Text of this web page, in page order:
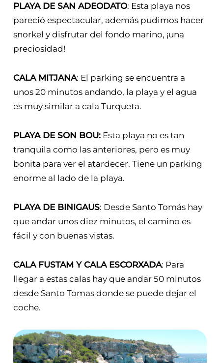
PLAYA DE SAN ADEODATO: Esta playa nos
pareció espectacular, además pudimos hacer
snorkel y disfrutar del fondo marino, ¡una
preciosidad!
CALA MITJANA: El parking se encuentra a
unos 20 minutos andando, la playa y el agua
es muy similar a cala Turqueta.
PLAYA DE SON BOU:Esta playa no es tan
tranquila como las anteriores, pero es muy
bonita para ver el atardecer. Tiene un parking
enorme al lado de la playa.
PLAYA DE BINIGAUS: Desde Santo Tomás hay
que andar unos diez minutos, el camino es
fácil y con buenas vistas.
CALA FUSTAM Y CALA ESCORXADA: Para
llegar a estas calas hay que andar 50 minutos
desde Santo Tomas donde se puede dejar el
coche.